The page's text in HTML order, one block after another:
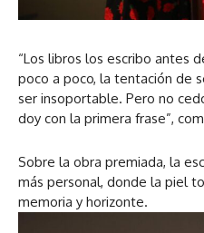
“Los libros los escribo antes
poco a poco, la tentación de
ser insoportable. Pero no
doy con la primera frase”,
Sobre la obra premiada, la
más personal, donde la piel
memoria y horizonte.